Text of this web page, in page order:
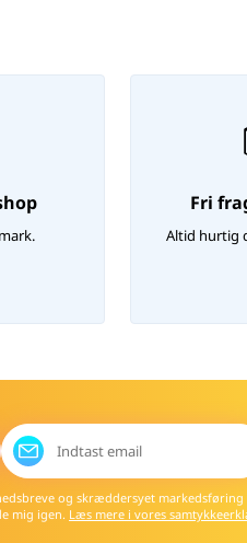
Fri
Altid hurtig
og skræddersyet markedsføring
mig igen. Læs mere i vores